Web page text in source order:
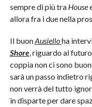
sempre di più tra House
allora fra i due nella
Il buonAusielloha
Shore, riguardo al
coppia non ci sono
sarà un passo indietro
non verrà del tutto
in disparte per dare